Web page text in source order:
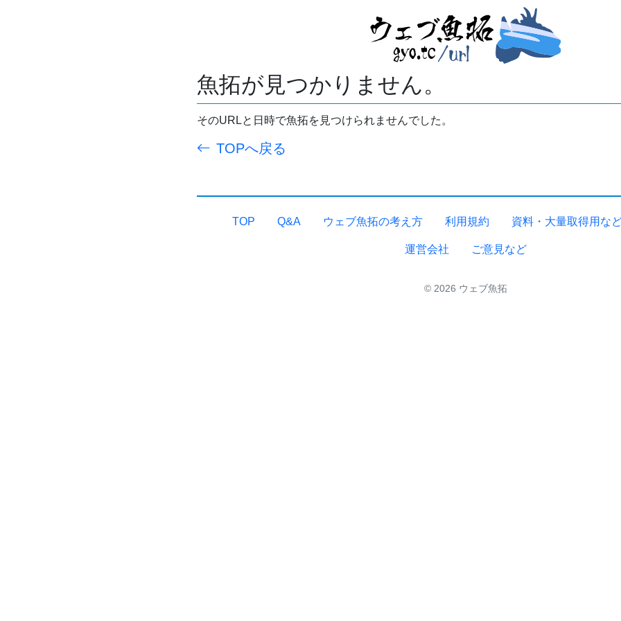
魚拓が見つかりません。
そのURLと日時で魚拓を見つけられませんでした。
TOPへ戻る
TOP Q&A ウェブ魚拓の考え方 利用規約 資料・大量取得用な
運営会社 ご意見など
© 2026 ウェブ魚拓